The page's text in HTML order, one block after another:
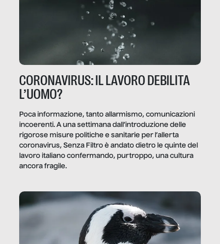
CORONAVIRUS: IL LAVORO DEBILITA
L’UOMO?
Poca informazione, tanto allarmismo, comunicazioni
incoerenti. A una settimana dall’introduzione delle
rigorose misure politiche e sanitarie per l’allerta
coronavirus, Senza Filtro è andato dietro le quinte del
lavoro italiano confermando, purtroppo, una cultura
ancora fragile.